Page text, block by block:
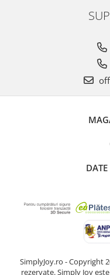
SimplyJoy.ro - Copyright
rezervate. Simply Joy